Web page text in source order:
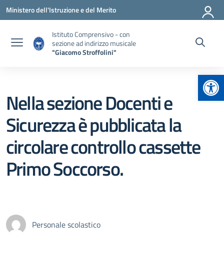
Vai ai contenuti
Vai al menu di navigazione
Vai al footer
Ministero dell'Istruzione e del Merito
Istituto Comprensivo - con
sezione ad indirizzo musicale
"Giacomo Stroffolini"
Nella sezione Docenti e
Sicurezza è pubblicata la
circolare controllo cassette
Primo Soccorso.
Personale scolastico